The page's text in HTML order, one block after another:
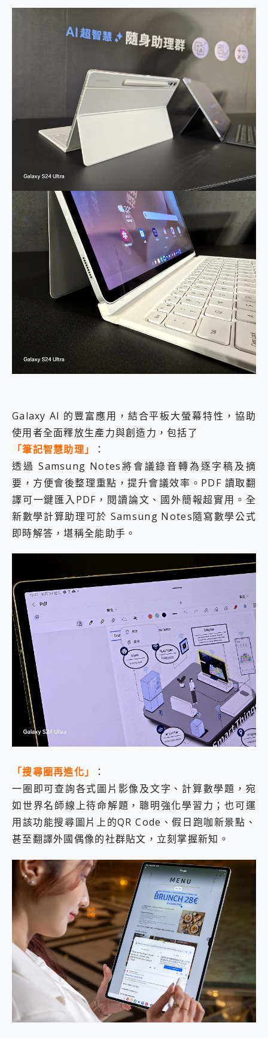
Galaxy AI 的豐富應用，結合平板大螢幕特性，協助
使用者全面釋放生產力與創造力，包括了
「筆記智慧助理」
：
透過 Samsung Notes將會議錄音轉為逐字稿及摘
要，方便會後整理重點，提升會議效率。PDF 讀取翻
譯可一鍵匯入PDF，閱讀論文、國外簡報超實用。全
新數學計算助理可於 Samsung Notes隨寫數學公式
即時解答，堪稱全能助手。
「搜尋圈再進化」
：
一圈即可查詢各式圖片影像及文字、計算數學題，宛
如世界名師線上待命解題，聰明強化學習力；也可運
用該功能搜尋圖片上的QR Code、假日跑咖新景點、
甚至翻譯外國偶像的社群貼文，立刻掌握新知。